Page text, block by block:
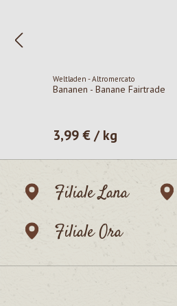
Weltladen - Altromercato
Bananen - Banane Fairtrade
Prezzo normale:
3,99 € / kg
Filiale Lana
Filiale Ora